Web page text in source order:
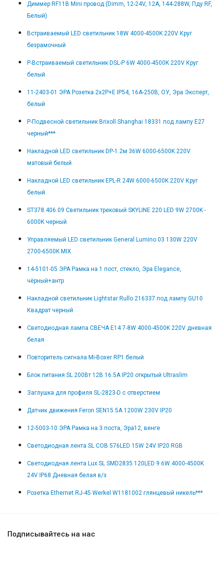
Диммер RF11B Mini провод (Dimm, 12-24V, 12A, 144-288W, Пду RF,
Белый)
Встраиваемый LED светильник 18W 4000-4500K 220V Круг
безрамочный
Р-Встраиваемый светильник DSL-P 6W 4000-4500K 220V Круг
белый
11-2403-01 ЭРА Розетка 2х2P+E IP54, 16A-250В, ОУ, Эра Эксперт,
белый
Р-Подвесной светильник Brixoll Shanghai 18331 под лампу E27
черный***
Накладной LED светильник DP-1.2м 36W 6000-6500K 220V
матовый белый
Накладной LED светильник EPL-R 24W 6000-6500K 220V Круг
белый
ST378.406.09 Светильник трековый SKYLINE 220 LED 9W 2700K -
6000K черный
Управляемый LED светильник General Lumino 03 130W 220V
2700-6500K MIX
14-5101-05 ЭРА Рамка на 1 пост, стекло, Эра Elegance,
чёрный+антр
Накладной светильник Lightstar Rullo 216337 под лампу GU10
Квадрат черный
Светодиодная лампа СВЕЧА E14 7-8W 4000-4500K 220V дневная
белая
Повторитель сигнала Mi-Boxer RP1 белый
Блок питания SL 200Вт 12В 16.5А IP20 открытый Ultraslim
Заглушка для профиля SL-2823-D с отверстием
Датчик движения Feron SEN15 5A 1200W 230V IP20
12-5003-10 ЭРА Рамка на 3 поста, Эра12, венге
Светодиодная лента SL COB 576LED 15W 24V IP20 RGB
Светодиодная лента Lux SL SMD2835 120LED 9.6W 4000-4500K
24V IP68 Дневная белая в/з
Розетка Ethernet RJ-45 Werkel W1181002 глянцевый никель***
Подписывайтесь на нас